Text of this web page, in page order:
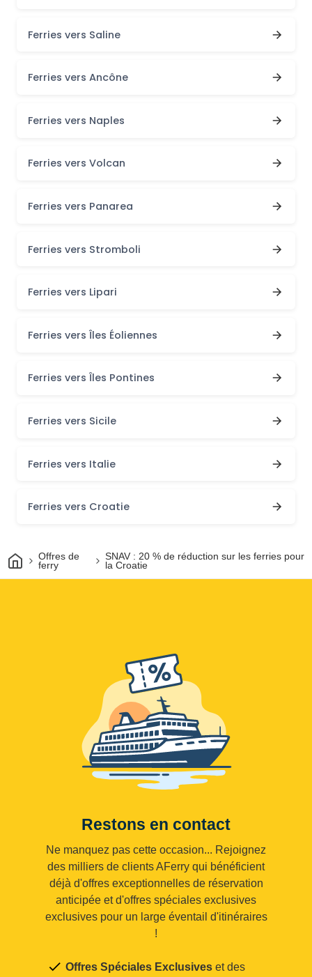
Ferries vers Saline
Ferries vers Ancône
Ferries vers Naples
Ferries vers Volcan
Ferries vers Panarea
Ferries vers Stromboli
Ferries vers Lipari
Ferries vers Îles Éoliennes
Ferries vers Îles Pontines
Ferries vers Sicile
Ferries vers Italie
Ferries vers Croatie
Maison
Offres de
ferry
SNAV : 20 % de réduction sur les ferries pour
la Croatie
Restons en contact
Ne manquez pas cette occasion... Rejoignez
des milliers de clients AFerry qui bénéficient
déjà d'offres exceptionnelles de réservation
anticipée et d'offres spéciales exclusives
exclusives pour un large éventail d'itinéraires
!
Offres Spéciales Exclusives et des